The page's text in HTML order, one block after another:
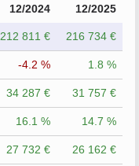
12/2024 12/2025
212 811 € 216 734 €
-4.2 % 1.8 %
34 287 € 31 757 €
16.1 % 14.7 %
27 732 € 26 162 €